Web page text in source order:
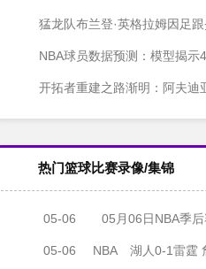
猛龙队布兰登·英格拉姆因足跟炎症
NBA球员数据预测：模型揭示4月28日周二2026
开拓者重建之路渐明：阿夫迪亚与成长中
热门篮球比赛录像/集锦
05-06 05月06日NBA季后赛西部半
05-06 NBA 湖人0-1雷霆 詹姆斯空砍